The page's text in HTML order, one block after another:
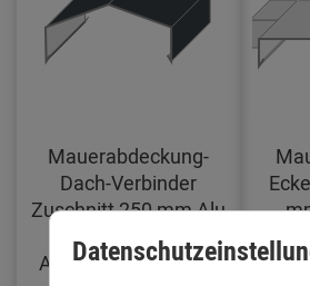
Mauerabdeckung-
Dach-Verbinder
Zuschnitt 250 mm Alu
farbig 0,8 mm
Anthrazit (RAL7016)